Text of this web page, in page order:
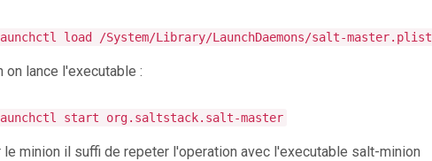
load /System/Library/LaunchDaemons/salt-master.plist
on lance l'executable :
start org.saltstack.salt-master
le minion il suffi de repeter l'operation avec l'executable salt-minion